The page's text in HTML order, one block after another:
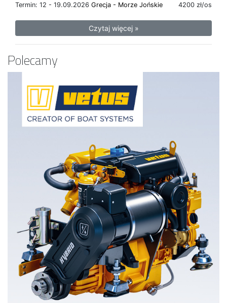
Termin: 12 - 19.09.2026 4200 zł/os
Grecja - Morze Jońskie
Czytaj więcej »
Polecamy